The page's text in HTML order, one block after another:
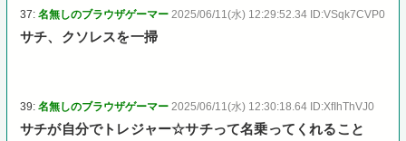
37:名無しのブラウザゲーマー 2025/06/11(水) 12:29:52.34 ID:VSqk7CVP0
サチ、クソレスを一掃
39:名無しのブラウザゲーマー 2025/06/11(水) 12:30:18.64 ID:XfIhThVJ0
サチが自分でトレジャー☆サチって名乗ってくれること